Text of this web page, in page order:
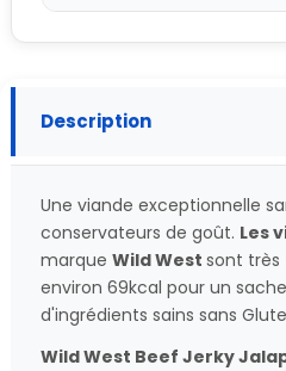
Description
Une viande exceptionnelle
conservateurs de goût. Les
marque Wild West sont très
environ 69kcal pour un
d'ingrédients sains sans
Wild West Beef Jerky